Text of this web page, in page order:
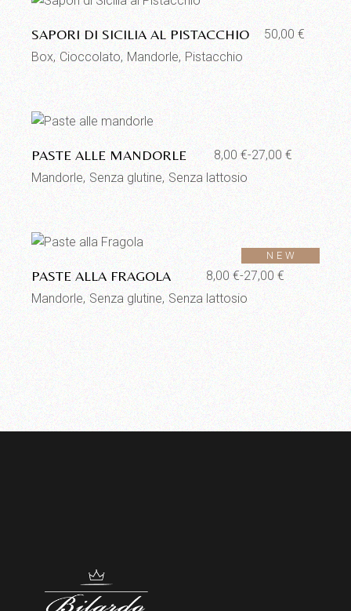
SAPORI DI SICILIA AL PISTACCHIO 50,00 €
Box Cioccolato Mandorle Pistacchio
Aggiungi alla lista dei desideri
PASTE ALLE MANDORLE 8,00€-27,00€
Fascia
di
prezzo:
da
8,00 €
a
27,00 €
Mandorle Senza glutine Senza lattosio
NEW
Aggiungi alla lista dei desideri
PASTE ALLA FRAGOLA 8,00 €-27,00€
Fascia
di
prezzo:
da
8,00 €
a
27,00 €
Mandorle Senza glutine Senza lattosio